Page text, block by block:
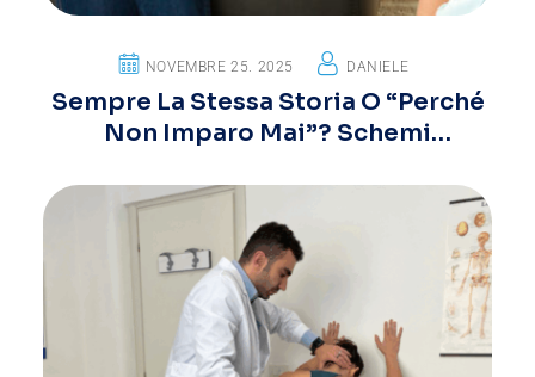
NOVEMBRE 25. 2025 DANIELE
Sempre La Stessa Storia O “perché
Non Imparo Mai”? Schemi
Uscirne